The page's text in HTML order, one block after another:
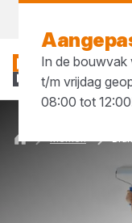
Merken
In de bouwvak
t/m vrijdag
08:00 tot